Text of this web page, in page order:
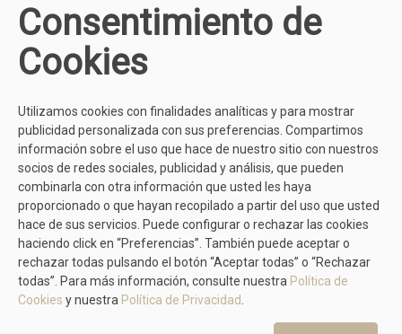
DESCRIPCIÓN
ENVIOS Y DEVOLUCIONES
GASTOS DE ENVÍO GRATIS
En compras superiores a 50 €.
ATENCIÓN AL CLIENTE
¿Tienes dudas? Llámanos
981299745
FÁCIL DEVOLUCIÓN
Todo usuario dispone de 15 días
para devolvernos cualquier
COMPRA SEGURA
Comprar en Calzados Yolanda es
muy sencillo y seguro gracias a
Consentimiento de
Cookies
Utilizamos cookies con finalidades analíticas y para mostrar
publicidad personalizada con sus preferencias. Compartimos
información sobre el uso que hace de nuestro sitio con nuestros
socios de redes sociales, publicidad y análisis, que pueden
combinarla con otra información que usted les haya
proporcionado o que hayan recopilado a partir del uso que usted
hace de sus servicios. Puede configurar o rechazar las cookies
haciendo click en “Preferencias”. También puede aceptar o
rechazar todas pulsando el botón “Aceptar todas” o “Rechazar
todas”. Para más información, consulte nuestra Política de
Cookies y nuestra Política de Privacidad